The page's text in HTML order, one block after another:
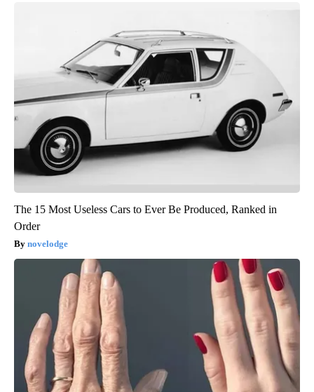
The 15 Most Useless Cars to Ever Be Produced, Ranked in
Order
novelodge